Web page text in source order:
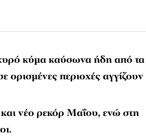
κύμα καύσωνα ήδη από τα
περιοχές αγγίζουν
νέο ρεκόρ Μαΐου, ενώ στη